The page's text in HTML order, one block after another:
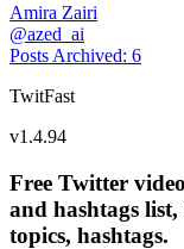
Amira Zairi
@azed_ai
Posts Archived: 6
TwitFast
v1.4.94
Free Twitter
and hashtags
topics, hashtags.